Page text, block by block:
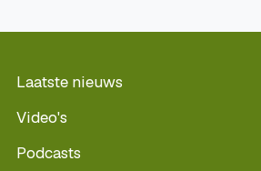
Laatste nieuws
Video's
Podcasts